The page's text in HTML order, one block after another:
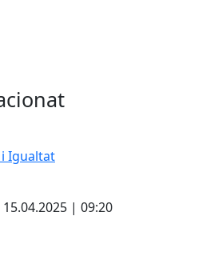
Igualtat
| 09:20